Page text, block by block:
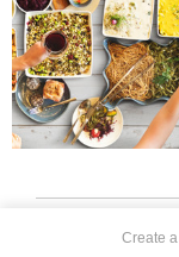
Create a